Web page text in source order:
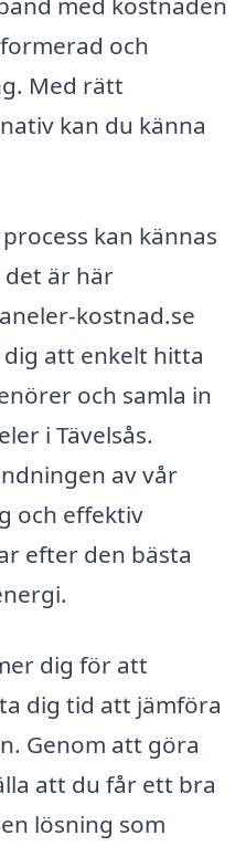
och
Med rätt
kan du känna
kan kännas
är här
kostnad.se
att enkelt hitta
och samla in
i Tävelsås.
av vår
och effektiv
efter den bästa
dig för att
dig tid att jämföra
Genom att göra
att du får ett bra
lösning som